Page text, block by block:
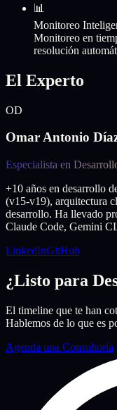
📊
Monitoreo
Monitoreo en
resolución
El Experto
OD
Omar Antonio
Especialista en
+10 años en desarrollo
(v15-v19), arquitectura
desarrollo. Ha llevado
Claude Code, Gemini
LinkedInGitHub
¿Listo para
El timeline que te han
Hablemos de lo que es
Agenda una Consultoría